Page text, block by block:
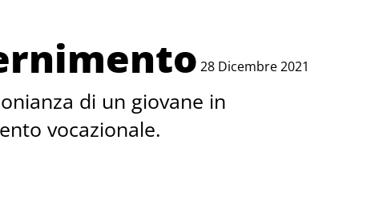
28 Dicembre 2021
di un giovane in
vocazionale.